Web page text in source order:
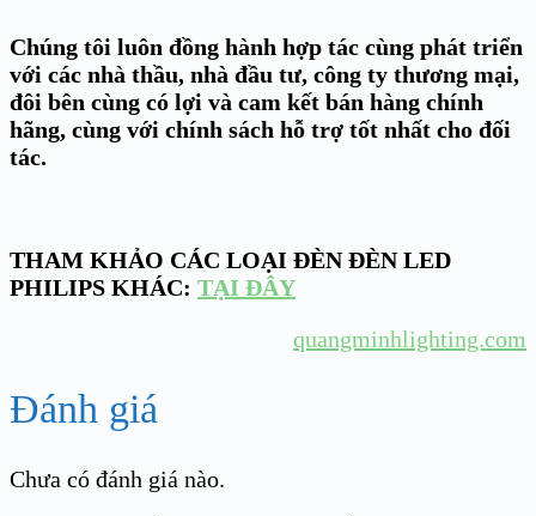
Chúng tôi luôn đồng hành hợp tác cùng phát triển
với các nhà thầu, nhà đầu tư, công ty thương mại,
đôi bên cùng có lợi và cam kết bán hàng chính
hãng, cùng với chính sách hỗ trợ tốt nhất cho đối
tác.
THAM KHẢO CÁC LOẠI ĐÈN ĐÈN LED
PHILIPS KHÁC: TẠI ĐÂY
quangminhlighting.com
Đánh giá
Chưa có đánh giá nào.